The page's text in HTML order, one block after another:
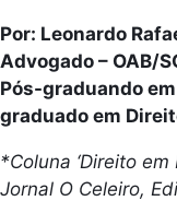
Por: Leonardo
Advogado – OAB/
Pós-graduando
graduado em
*Coluna ‘Direito
Jornal O Celeiro,